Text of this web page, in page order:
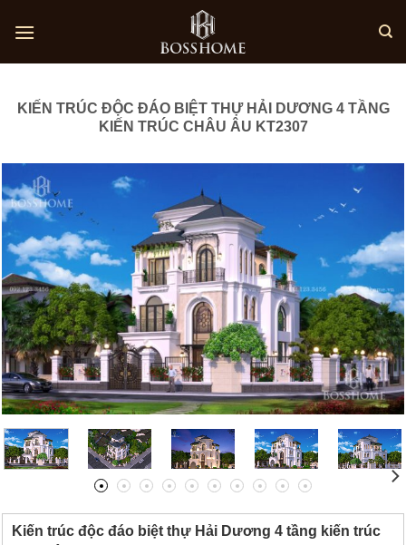
KIẾN TRÚC ĐỘC ĐÁO BIỆT THỰ HẢI DƯƠNG 4 TẦNG
KIẾN TRÚC CHÂU ÂU KT2307
Kiến trúc độc đáo biệt thự Hải Dương 4 tầng kiến trúc